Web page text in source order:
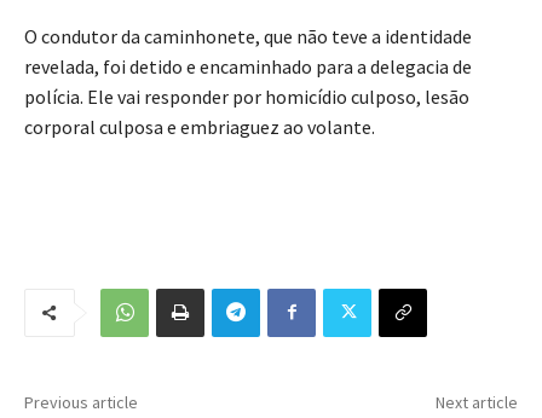
O condutor da caminhonete, que não teve a identidade
revelada, foi detido e encaminhado para a delegacia de
polícia. Ele vai responder por homicídio culposo, lesão
corporal culposa e embriaguez ao volante.
Previous article Next article